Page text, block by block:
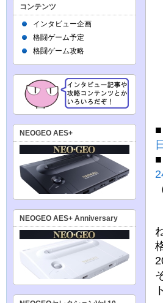
コンテンツ
インタビュー企画
格闘ゲーム予定
格闘ゲーム攻略
NEOGEO AES+
NEOGEO AES+ Anniversary